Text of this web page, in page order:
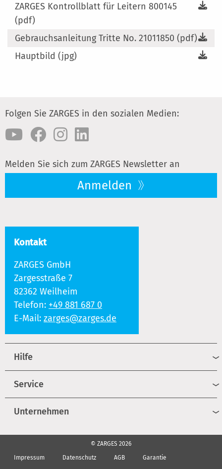
ZARGES Kontrollblatt für Leitern 800145
(pdf)
Gebrauchsanleitung Tritte No. 21011850 (pdf)
Hauptbild (jpg)
Folgen Sie ZARGES in den sozialen Medien:
Melden Sie sich zum ZARGES Newsletter an
Anmelden
Kontakt
ZARGES GmbH
Zargesstraße 7
82362 Weilheim
Telefon: +49 881 687 0
E-Mail: zarges@zarges.de
Hilfe
Service
Unternehmen
© ZARGES 2026
Impressum
Datenschutz AGB Garantie